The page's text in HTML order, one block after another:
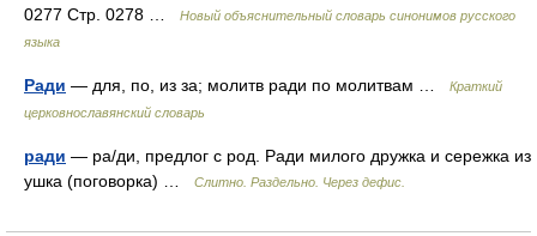
0277 Стр. 0278 …
Новый объяснительный словарь синонимов русского
языка
Ради — для, по, из за; молитв ради по молитвам …
Краткий
церковнославянский словарь
ради — ра/ди, предлог с род. Ради милого дружка и сережка из
ушка (поговорка) …
Слитно. Раздельно. Через дефис.